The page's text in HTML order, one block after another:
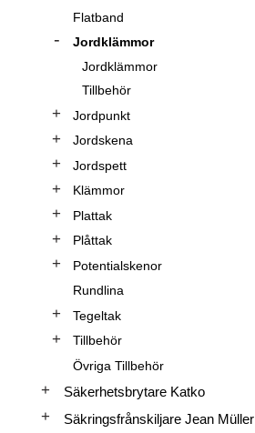
Flatband
Jordklämmor
Jordklämmor
Tillbehör
Jordpunkt
Jordskena
Jordspett
Klämmor
Plattak
Plåttak
Potentialskenor
Rundlina
Tegeltak
Tillbehör
Övriga Tillbehör
Säkerhetsbrytare Katko
Säkringsfrånskiljare Jean Müller